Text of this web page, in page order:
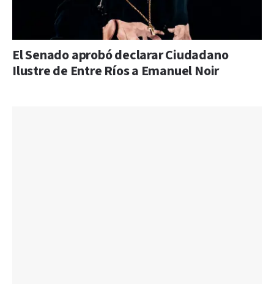
El Senado aprobó declarar Ciudadano
Ilustre de Entre Ríos a Emanuel Noir